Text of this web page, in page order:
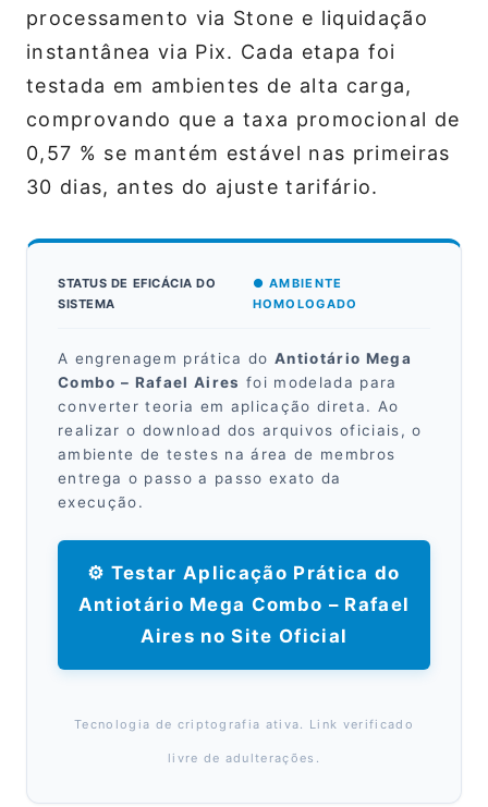
processamento via Stone e liquidação
instantânea via Pix. Cada etapa foi
testada em ambientes de alta carga,
comprovando que a taxa promocional de
0,57 % se mantém estável nas primeiras
30 dias, antes do ajuste tarifário.
STATUS DE EFICÁCIA DO
SISTEMA
● AMBIENTE
HOMOLOGADO
A engrenagem prática do Antiotário Mega
Combo – Rafael Aires foi modelada para
converter teoria em aplicação direta. Ao
realizar o download dos arquivos oficiais, o
ambiente de testes na área de membros
entrega o passo a passo exato da
execução.
⚙️ Testar Aplicação Prática do
Antiotário Mega Combo – Rafael
Aires no Site Oficial
Tecnologia de criptografia ativa. Link verificado
livre de adulterações.